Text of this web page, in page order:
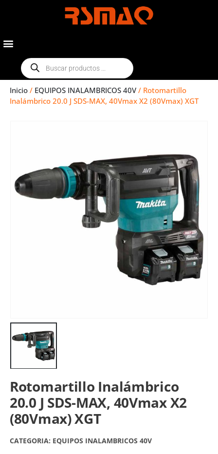
Inicio / EQUIPOS INALAMBRICOS 40V / Rotomartillo
Inalámbrico 20.0 J SDS-MAX, 40Vmax X2 (80Vmax) XGT
Rotomartillo Inalámbrico
20.0 J SDS-MAX, 40Vmax X2
(80Vmax) XGT
CATEGORIA: EQUIPOS INALAMBRICOS 40V